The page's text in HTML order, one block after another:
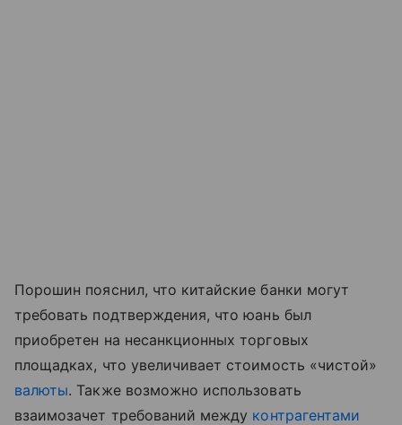
Порошин пояснил, что китайские банки могут
требовать подтверждения, что юань был
приобретен на несанкционных торговых
площадках, что увеличивает стоимость «чистой»
валюты. Также возможно использовать
взаимозачет требований между контрагентами